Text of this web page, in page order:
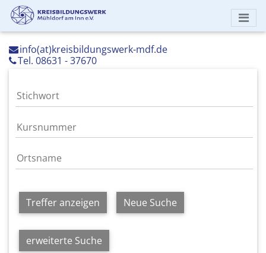
info(at)kreisbildungswerk-mdf.de
Tel. 08631 - 37670
Treffer anzeigen Neue Suche
erweiterte Suche